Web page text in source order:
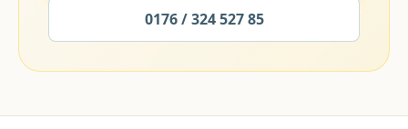
0176 / 324 527 85